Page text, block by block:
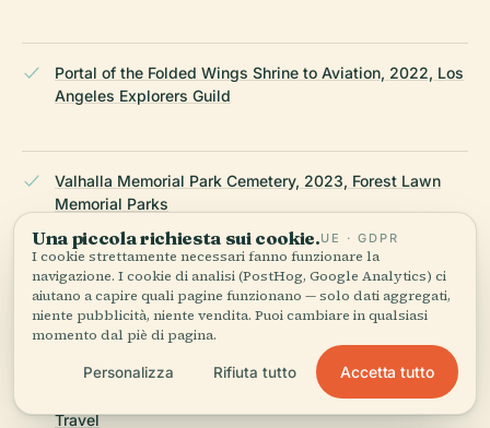
Portal of the Folded Wings Shrine to Aviation, 2022, Los
Angeles Explorers Guild
Valhalla Memorial Park Cemetery, 2023, Forest Lawn
Memorial Parks
Portal of the Folded Wings Shrine to Aviation, 2023,
Portal of the Folded Wings
Valhalla Memorial Park Cemetery, 2023, Cemetery
Travel
Una piccola richiesta sui cookie.UE · GDPR
I cookie strettamente necessari fanno funzionare la
navigazione. I cookie di analisi (PostHog, Google Analytics) ci
aiutano a capire quali pagine funzionano — solo dati aggregati,
niente pubblicità, niente vendita. Puoi cambiare in qualsiasi
momento dal piè di pagina.
Personalizza Rifiuta tutto Accetta tutto